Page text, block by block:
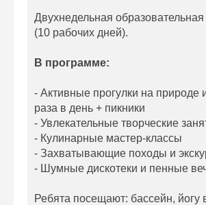
Двухнедельная
(10 рабочих дней).
В программе:
- Активные прогулки на природе
раза в день + пикники
- Увлекательные творческие
- Кулинарные мастер-классы
- Захватывающие походы и
- Шумные дискотеки и пенные
Ребята посещают: бассейн, йогу